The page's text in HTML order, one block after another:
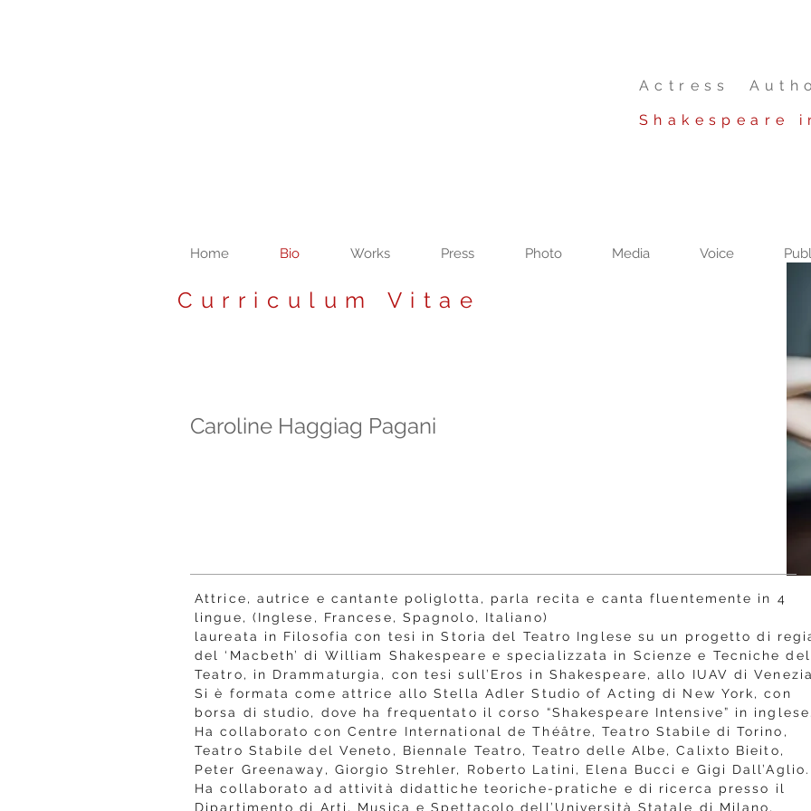
Actress
Shakespeare
Home Bio Works Press Photo Media Voice
Curriculum Vitae
Caroline Haggiag Pagani
Attrice, autrice e cantante poliglotta, parla recita e canta fluentemente in 4
lingue, (Inglese, Francese, Spagnolo, Italiano)
laureata in Filosofia con tesi in Storia del Teatro Inglese su un progetto di
del ‘Macbeth’ di William Shakespeare e specializzata in Scienze e Tecniche del
Teatro, in Drammaturgia, con tesi sull’Eros in Shakespeare, allo IUAV di
Si è formata come attrice allo Stella Adler Studio of Acting di New York, con
borsa di studio, dove ha frequentato il corso “Shakespeare Intensive” in inglese.
Ha collaborato con Centre International de Théâtre, Teatro Stabile di Torino,
Teatro Stabile del Veneto, Biennale Teatro, Teatro delle Albe, Calixto Bieito,
Peter Greenaway, Giorgio Strehler, Roberto Latini, Elena Bucci e Gigi Dall’Aglio.
Ha collaborato ad attività didattiche teoriche-pratiche e di ricerca presso il
Dipartimento di Arti, Musica e Spettacolo dell’Università Statale di Milano,